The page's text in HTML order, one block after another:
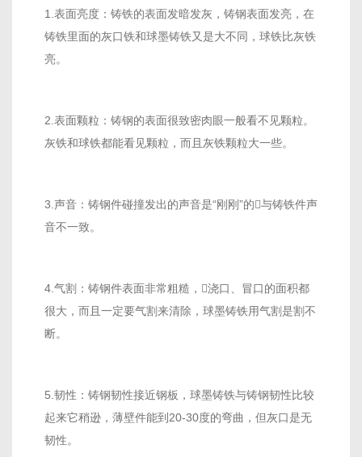
1.表面亮度：铸铁的表面发暗发灰，铸钢表面发亮，在
铸铁里面的灰口铁和球墨铸铁又是大不同，球铁比灰铁
亮。
2.表面颗粒：铸钢的表面很致密肉眼一般看不见颗粒。
灰铁和球铁都能看见颗粒，而且灰铁颗粒大一些。
3.声音：铸钢件碰撞发出的声音是“刚刚”的与铸铁件声
音不一致。
4.气割：铸钢件表面非常粗糙，浇口、冒口的面积都
很大，而且一定要气割来清除，球墨铸铁用气割是割不
断。
5.韧性：铸钢韧性接近钢板，球墨铸铁与铸钢韧性比较
起来它稍逊，薄壁件能到20-30度的弯曲，但灰口是无
韧性。